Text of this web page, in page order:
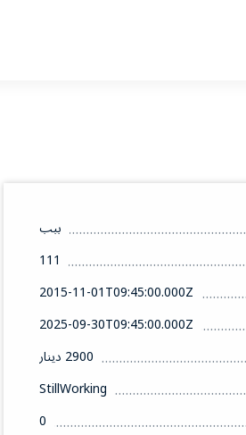
ببب
111
2015-11-01T09:45:00.000Z
2025-09-30T09:45:00.000Z
2900 دينار
StillWorking
0